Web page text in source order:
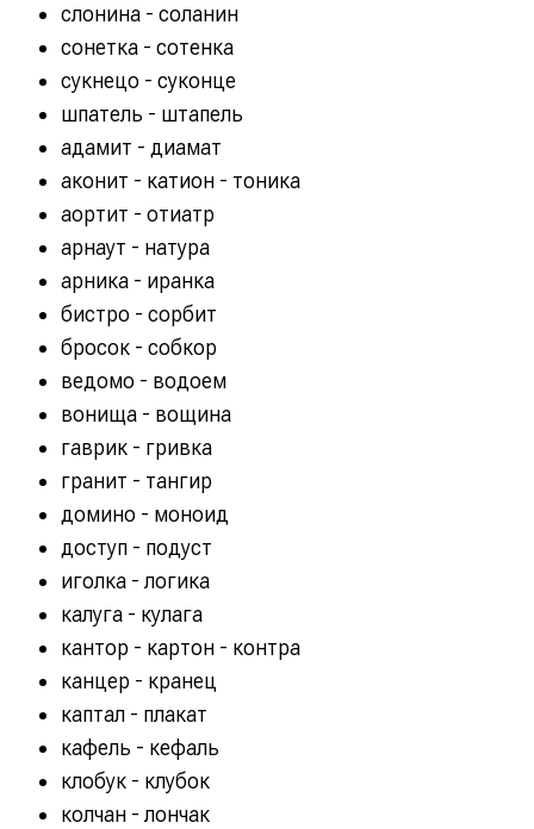
слонина - соланин
сонетка - сотенка
сукнецо - суконце
шпатель - штапель
адамит - диамат
аконит - катион - тоника
аортит - отиатр
арнаут - натура
арника - иранка
бистро - сорбит
бросок - собкор
ведомо - водоем
вонища - вощина
гаврик - гривка
гранит - тангир
домино - моноид
доступ - подуст
иголка - логика
калуга - кулага
кантор - картон - контра
канцер - кранец
каптал - плакат
кафель - кефаль
клобук - клубок
колчан - лончак